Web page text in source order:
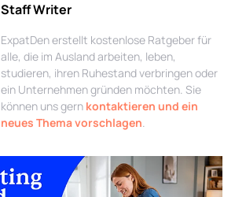
Staff Writer
ExpatDen erstellt kostenlose Ratgeber für
alle, die im Ausland arbeiten, leben,
studieren, ihren Ruhestand verbringen oder
ein Unternehmen gründen möchten. Sie
können uns gern kontaktieren und ein
neues Thema vorschlagen.